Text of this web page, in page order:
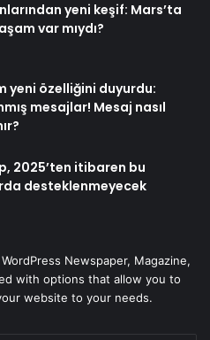
yeni keşif: Mars’ta
var mıydı?
yeni özelliğini duyurdu:
mesajlar! Mesaj nasıl
2025’ten itibaren bu
desteklenmeyecek
Newspaper, Magazine,
with options that allow you to
website to your needs.